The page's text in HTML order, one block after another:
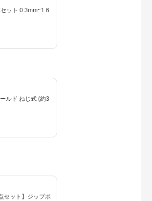
ット 0.3mm~1.6
ルド ねじ式 (約3
セット】ジップポ